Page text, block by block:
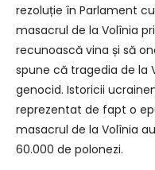
rezoluție în Parlament
masacrul de la Volînia
recunoască vina și să
spune că tragedia de la
genocid. Istoricii
reprezentat de fapt o
masacrul de la Volînia
60.000 de polonezi.